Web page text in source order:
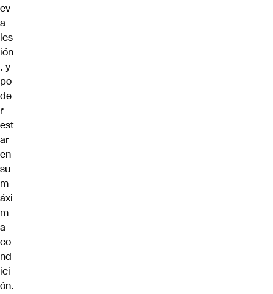
ev
a
les
ión
, y
po
de
r
est
ar
en
su
m
áxi
m
a
co
nd
ici
ón.